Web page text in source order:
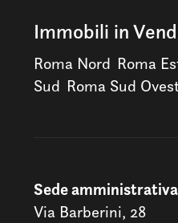
Immobili in
Roma Nord Roma
Sud Roma Sud
Sede amministrativa
Via Barberini, 28